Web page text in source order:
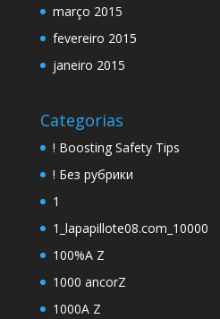
março 2015
fevereiro 2015
janeiro 2015
Categorias
! Boosting Safety Tips
! Без рубрики
1
1_lapapillote08.com_10000
100%A Z
1000 ancorZ
1000A Z